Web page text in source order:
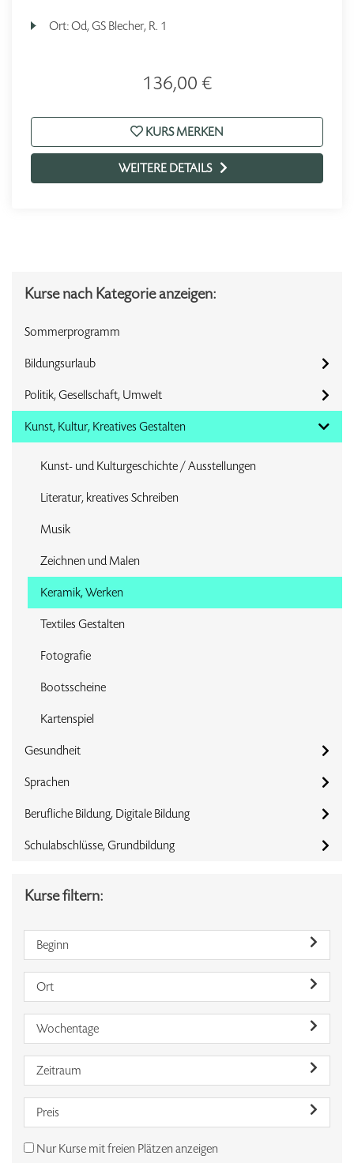
Ort:Od, GS Blecher, R. 1
136,00 €
KURS MERKEN
WEITERE DETAILS
Kurse nach Kategorie anzeigen:
Sommerprogramm
Bildungsurlaub
Politik, Gesellschaft, Umwelt
Kunst, Kultur, Kreatives Gestalten
Kunst- und Kulturgeschichte / Ausstellungen
Literatur, kreatives Schreiben
Musik
Zeichnen und Malen
Keramik, Werken
Textiles Gestalten
Fotografie
Bootsscheine
Kartenspiel
Gesundheit
Sprachen
Berufliche Bildung, Digitale Bildung
Schulabschlüsse, Grundbildung
Kurse filtern:
Beginn
Ort
Wochentage
Zeitraum
Preis
Nur Kurse mit freien Plätzen anzeigen